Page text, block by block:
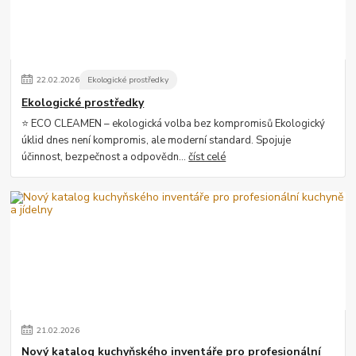
22.02.2026 Ekologické prostředky
Ekologické prostředky
⭐ ECO CLEAMEN – ekologická volba bez kompromisů Ekologický
úklid dnes není kompromis, ale moderní standard. Spojuje
účinnost, bezpečnost a odpovědn...číst celé
21.02.2026
Nový katalog kuchyňského inventáře pro profesionální